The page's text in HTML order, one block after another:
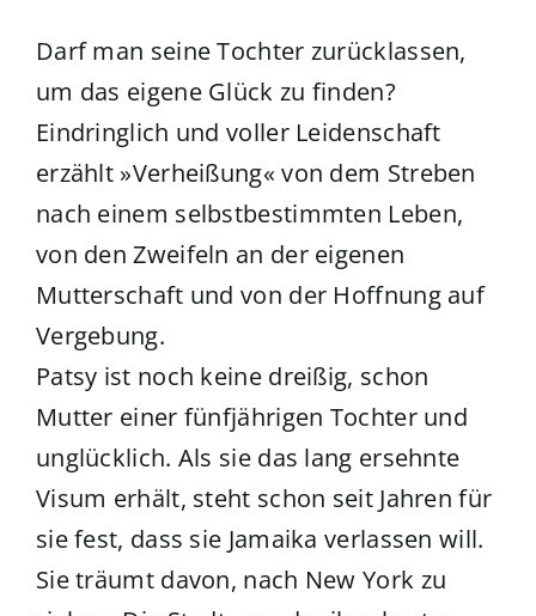
Darf man seine Tochter zurücklassen,
um das eigene Glück zu finden?
Eindringlich und voller Leidenschaft
erzählt »Verheißung« von dem Streben
nach einem selbstbestimmten Leben,
von den Zweifeln an der eigenen
Mutterschaft und von der Hoffnung auf
Vergebung.
Patsy ist noch keine dreißig, schon
Mutter einer fünfjährigen Tochter und
unglücklich. Als sie das lang ersehnte
Visum erhält, steht schon seit Jahren für
sie fest, dass sie Jamaika verlassen will.
Sie träumt davon, nach New York zu